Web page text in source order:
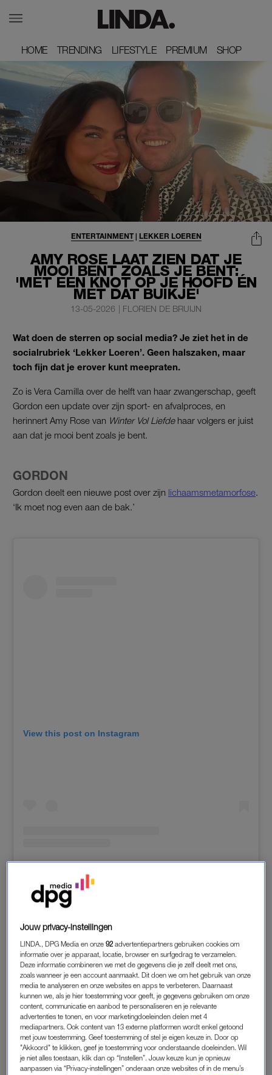
HOME
HOME TRENDING
TRENDING LIFESTYLE
LIFESTYLE PREMIUM
PREMIUM SHOP
SHOP
AMY ROSE LAAT ZIEN DAT JE
MOOI BENT ZOALS JE BENT:
'MET EEN KNOT OP JE HOOFD ÉN
MET DAT BUIKJE'
ENTERTAINMENT| LEKKER LOEREN
13-05-2026 | FLORIEN DE BRUIJN
Wat doen de sterren op social media? Je ziet het in de
socialrubriek ‘Lekker Loeren’. Geen halszaken, maar
toch fijn dat je erover kunt meepraten.
Zo is Vera Camilla over de helft van haar zwangerschap, geeft
Gordon een update over zijn sport- en afvalproces, en
herinnert Amy Rose van Winter Vol Liefdehaar volgers er juist
aan dat je mooi bent zoals je bent.
GORDON
Gordon deelt een nieuwe post over zijn lichaamsmetamorfose
‘Ik moet nog even aan de bak.’
View this post on Instagram
A post shared by gordonheuckeroth (@gordonheuckeroth)
SUZAN EN FREEK
Suzan en Freek hebben nieuwe merchandise. ‘Wat is je favo?’
Jouw privacy-instellingen
LINDA., DPG Media en onze92 advertentiepartners gebruiken cookies om
informatie over je apparaat, locatie, browser en surfgedrag te verzamelen.
Deze informatie combineren we met de gegevens die je zelf deelt met ons,
zoals wanneer je een account aanmaakt. Dit doen we om het gebruik van onze
media te analyseren en onze websites en apps te verbeteren. Daarnaast
kunnen we, als je hier toestemming voor geeft, je gegevens gebruiken om onze
content, communicatie en aanbod te personaliseren en je relevante
advertenties te tonen, en voor marketingdoeleinden delen met 4
mediapartners. Ook content van 13 externe platformen wordt enkel getoond
met jouw toestemming. Geef toestemming of stel je eigen keuze in. Door op
"Akkoord" te klikken, geef je toestemming voor onderstaande doeleinden. Wil
je niet alles toestaan, klik dan op “Instellen”. Jouw keuze kun je opnieuw
aanpassen via “Privacy-instellingen” onderaan onze websites of in de menu’s